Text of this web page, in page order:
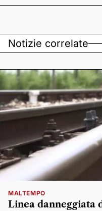
Notizie correlate
MALTEMPO
Linea danneggiata